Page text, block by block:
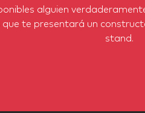
alguien
que te presentará un
stand.